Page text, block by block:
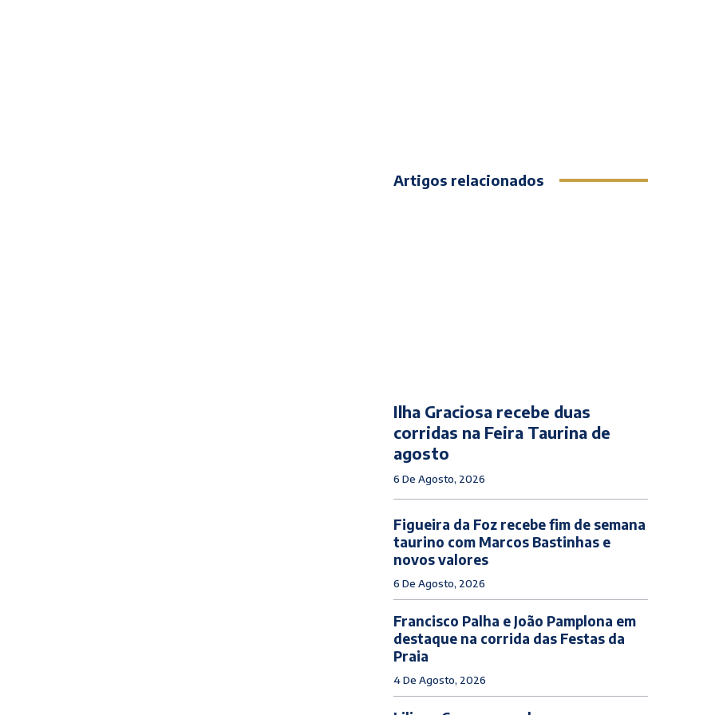
Artigos relacionados
Ilha Graciosa recebe duas
corridas na Feira Taurina de
agosto
6 De Agosto, 2026
Figueira da Foz recebe fim de semana
taurino com Marcos Bastinhas e
novos valores
6 De Agosto, 2026
Francisco Palha e João Pamplona em
destaque na corrida das Festas da
Praia
4 De Agosto, 2026